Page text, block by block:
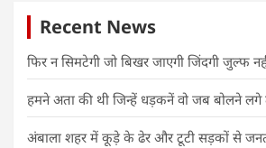
Recent News
फिर न सिमटेगी जो बिखर जाएगी जिंदगी जुल्फ
हमने अता की थी जिन्हें धड़कनें वो जब बोलने लगे
अंबाला शहर में कूड़े के ढेर और टूटी सड़कों से